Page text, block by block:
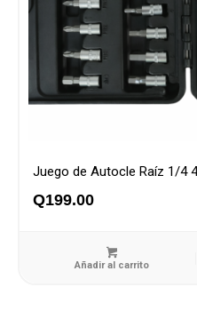
Juego de Autocle Raíz 1/4
Q199.00
Añadir al carrito